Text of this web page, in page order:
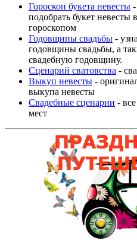
Гороскоп букета невесты
подобрать букет невесты
гороскопом
Годовщины свадьбы -
годовщины свадьбы, а
свадебную годовщину.
Сценарий сватовства -
Выкуп невесты -
выкупа невесты
Свадебные сценарии -
мест